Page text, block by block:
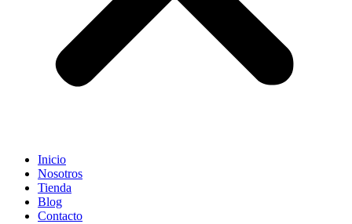
Inicio
Nosotros
Tienda
Blog
Contacto